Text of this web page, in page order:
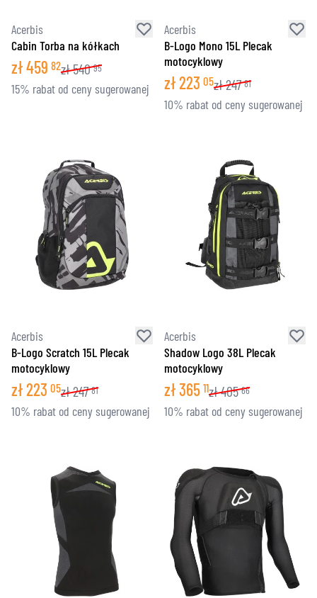
Acerbis
Cabin Torba na kółkach
zł459 82zł540 95
15% rabat od ceny sugerowanej
Acerbis
B-Logo Mono 15L Plecak
motocyklowy
zł223 05zł247 81
10% rabat od ceny sugerowanej
Acerbis
B-Logo Scratch 15L Plecak
motocyklowy
zł223 05zł247 81
10% rabat od ceny sugerowanej
Acerbis
Shadow Logo 38L Plecak
motocyklowy
zł365 11zł405 66
10% rabat od ceny sugerowanej